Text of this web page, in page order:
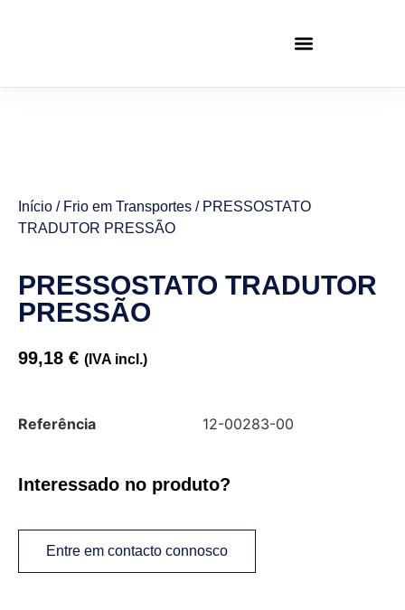
Início / Frio em Transportes / PRESSOSTATO
TRADUTOR PRESSÃO
PRESSOSTATO TRADUTOR
PRESSÃO
99,18 € (IVA incl.)
Referência 12-00283-00
Interessado no produto?
Entre em contacto connosco